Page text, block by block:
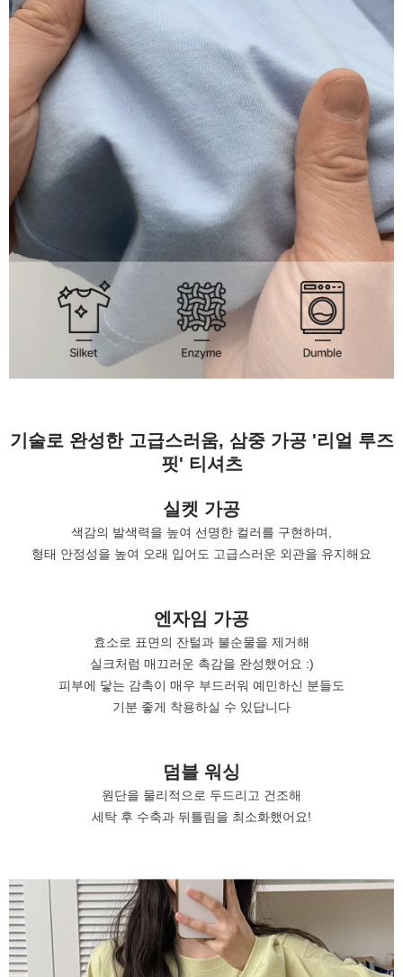
기술로 완성한 고급스러움, 삼중 가공 '리얼 루즈
핏' 티셔츠
실켓 가공
색감의 발색력을 높여 선명한 컬러를 구현하며,
형태 안정성을 높여 오래 입어도 고급스러운 외관을 유지해요
엔자임 가공
효소로 표면의 잔털과 불순물을 제거해
실크처럼 매끄러운 촉감을 완성했어요 :)
피부에 닿는 감촉이 매우 부드러워 예민하신 분들도
기분 좋게 착용하실 수 있답니다
덤블 워싱
원단을 물리적으로 두드리고 건조해
세탁 후 수축과 뒤틀림을 최소화했어요!